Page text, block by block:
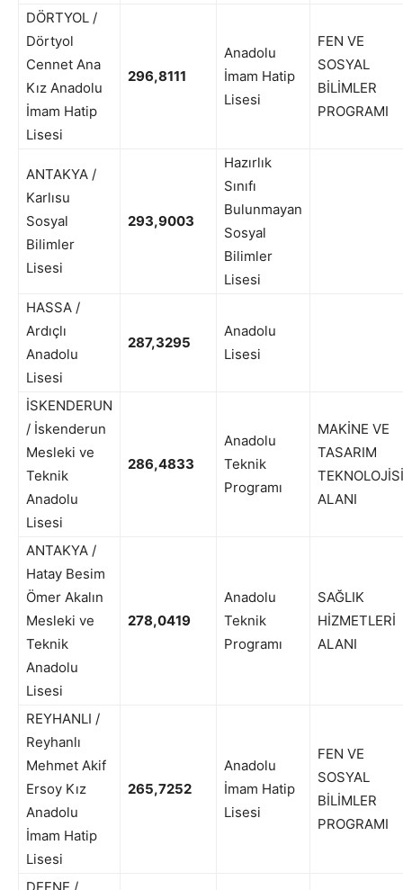
DÖRTYOL /
Dörtyol
Cennet Ana
Kız Anadolu
İmam Hatip
Lisesi
296,8111
Anadolu
İmam Hatip
Lisesi
FEN VE
SOSYAL
BİLİMLER
PROGRAMI
ANTAKYA /
Karlısu
Sosyal
Bilimler
Lisesi
293,9003
Hazırlık
Sınıfı
Bulunmayan
Sosyal
Bilimler
Lisesi
HASSA /
Ardıçlı
Anadolu
Lisesi
287,3295
Anadolu
Lisesi
İSKENDERUN
/ İskenderun
Mesleki ve
Teknik
Anadolu
Lisesi
286,4833
Anadolu
Teknik
Programı
MAKİNE VE
TASARIM
TEKNOLOJİSİ
ALANI
ANTAKYA /
Hatay Besim
Ömer Akalın
Mesleki ve
Teknik
Anadolu
Lisesi
278,0419
Anadolu
Teknik
Programı
SAĞLIK
HİZMETLERİ
ALANI
REYHANLI /
Reyhanlı
Mehmet Akif
Ersoy Kız
Anadolu
İmam Hatip
Lisesi
265,7252
Anadolu
İmam Hatip
Lisesi
FEN VE
SOSYAL
BİLİMLER
PROGRAMI